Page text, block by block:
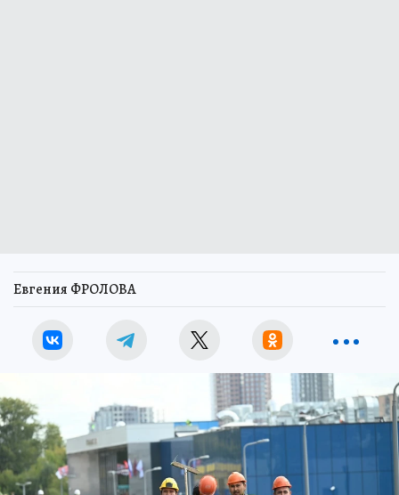
Евгения ФРОЛОВА